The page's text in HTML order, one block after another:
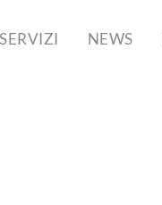
SERVIZI NEWS